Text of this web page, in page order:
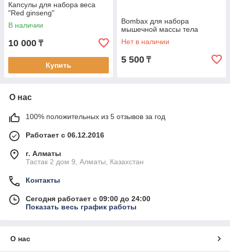
Капсулы для набора веса
"Red ginseng"
В наличии
10 000 ₸
Купить
Bombax для набора
мышечной массы тела
Нет в наличии
5 500 ₸
О нас
100% положительных из 5 отзывов за год
Работает с 06.12.2016
г. Алматы
Тастак 2 дом 9, Алматы, Казахстан
Контакты
Сегодня работает с 09:00 до 24:00
Показать весь график работы
О нас